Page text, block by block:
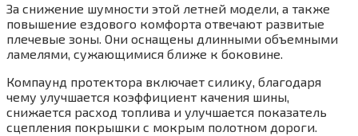
За снижение шумности этой летней модели, а также
повышение ездового комфорта отвечают развитые
плечевые зоны. Они оснащены длинными объемными
ламелями, сужающимися ближе к боковине.
Компаунд протектора включает силику, благодаря
чему улучшается коэффициент качения шины,
снижается расход топлива и улучшается показатель
сцепления покрышки с мокрым полотном дороги.